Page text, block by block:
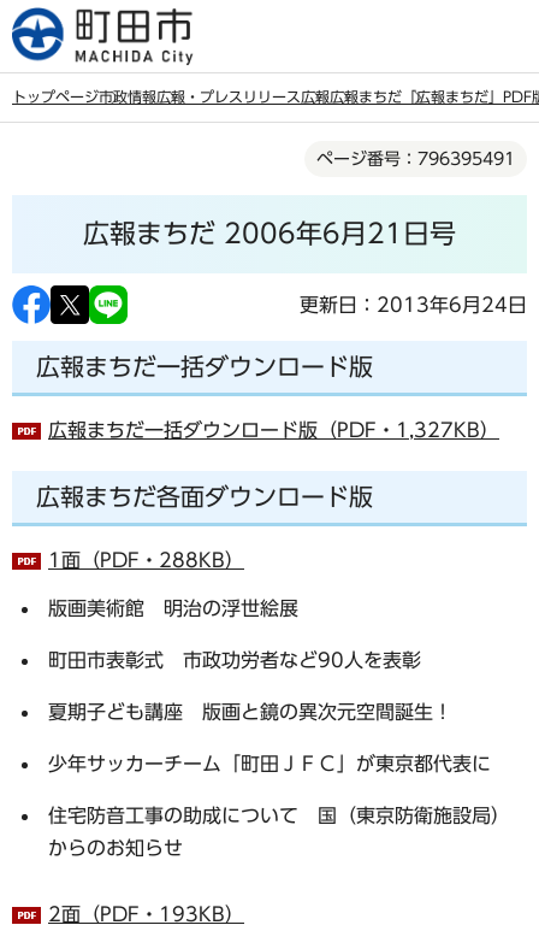
こ
の
す
トップページ市政情報広報・プレスリリース 広報広報まちだ 「広報まちだ」PDF
ら
ページ番号：796395491
広報まちだ 2006年6月21日号
更新日：2013年6月24日
広報まちだ一括ダウンロード版
広報まちだ一括ダウンロード版（PDF・1,327KB）
広報まちだ各面ダウンロード版
1面（PDF・288KB）
版画美術館 明治の浮世絵展
町田市表彰式 市政功労者など90人を表彰
夏期子ども講座 版画と鏡の異次元空間誕生！
少年サッカーチーム「町田ＪＦＣ」が東京都代表に
住宅防音工事の助成について 国（東京防衛施設局）
からのお知らせ
2面（PDF・193KB）